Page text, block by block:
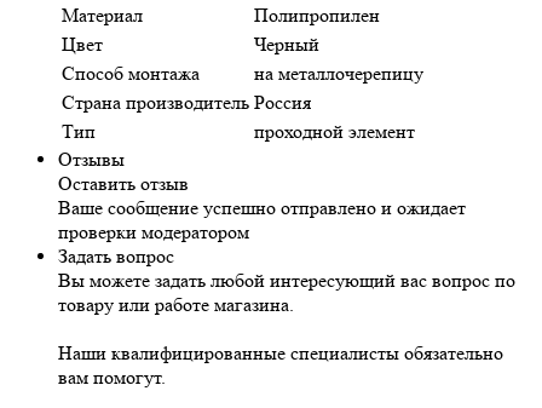
Материал
Полипропилен
Цвет
Черный
Способ монтажа
на металлочерепицу
Страна производитель Россия
Тип
проходной элемент
Отзывы
Оставить отзыв
Ваше сообщение успешно отправлено и ожидает
проверки модератором
Задать вопрос
Вы можете задать любой интересующий вас вопрос по
товару или работе магазина.
Наши квалифицированные специалисты обязательно
вам помогут.